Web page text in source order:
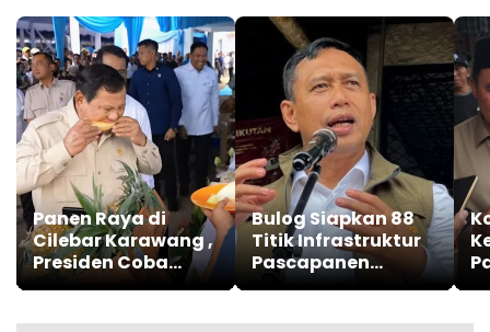
Panen Raya di
Cilebar Karawang ,
Presiden Coba
Langsung Produk
Bulog Siapkan 88
Titik Infrastruktur
Pascapanen
Nasional